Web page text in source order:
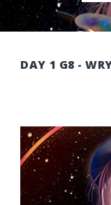
DAY 1 G8 -